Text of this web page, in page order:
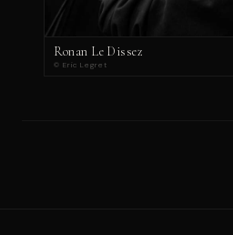
Ronan Le Dissez
© Eric Legret